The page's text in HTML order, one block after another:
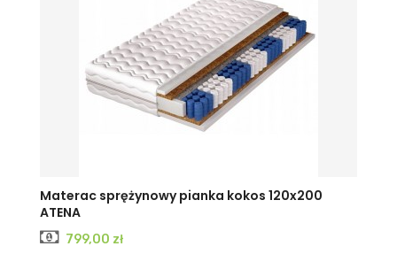
Materac sprężynowy pianka kokos 120x200
ATENA
Cena
799,00 zł